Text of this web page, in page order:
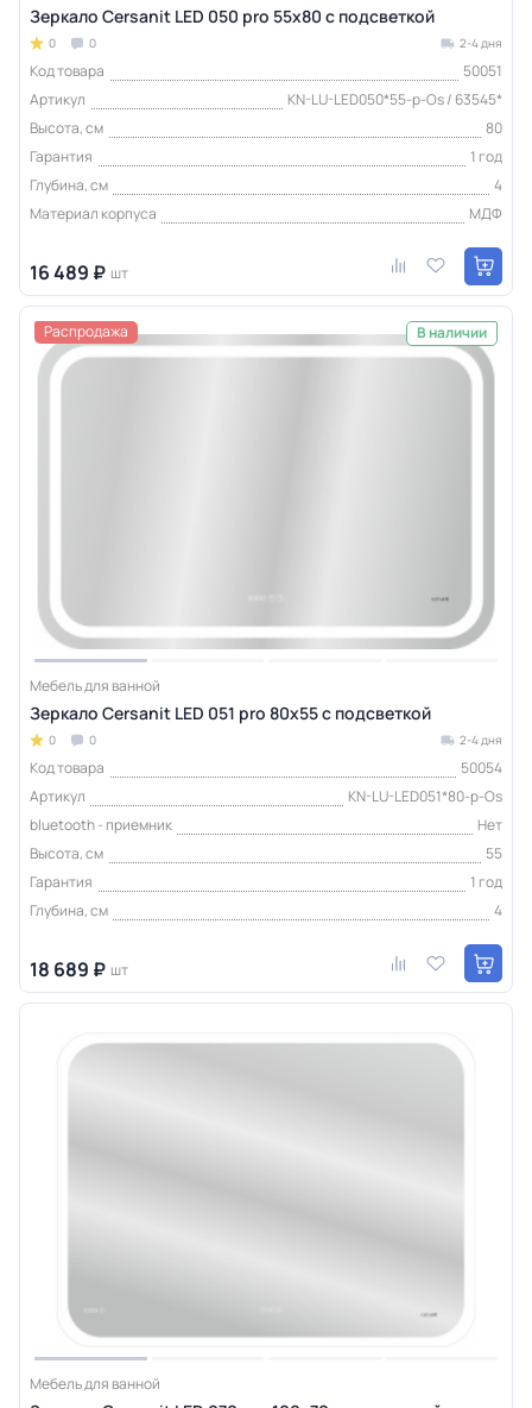
Зеркало Cersanit LED 050 pro 55x80 с подсветкой
0 0 2-4 дня
Код товара
50051
Артикул
KN-LU-LED050*55-p-Os / 63545*
Высота, см
80
Гарантия
1 год
Глубина, см
4
Материал корпуса
МДФ
16 489 ₽ шт
Распродажа В наличии
Мебель для ванной
Зеркало Cersanit LED 051 pro 80x55 с подсветкой
0 0 2-4 дня
Код товара
50054
Артикул
KN-LU-LED051*80-p-Os
bluetooth - приемник
Нет
Высота, см
55
Гарантия
1 год
Глубина, см
4
18 689 ₽ шт
Мебель для ванной